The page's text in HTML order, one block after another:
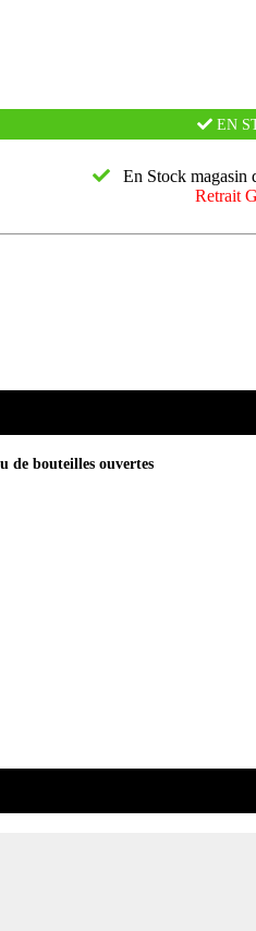
EN
En Stock magasin
Retrait
de bouteilles ouvertes